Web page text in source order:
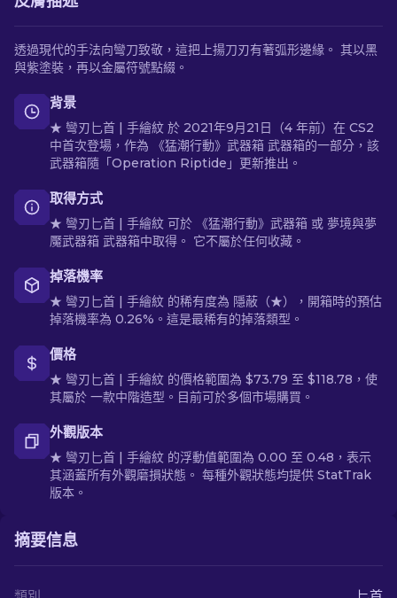
透過現代的手法向彎刀致敬，這把上揚刀刃有著弧形邊緣。 其以黑
與紫塗裝，再以金屬符號點綴。
背景
★ 彎刃匕首 | 手繪紋 於 2021年9月21日（4 年前）在 CS2
中首次登場，作為 《猛潮行動》武器箱 武器箱的一部分，該
武器箱隨「Operation Riptide」更新推出。
取得方式
★ 彎刃匕首 | 手繪紋 可於 《猛潮行動》武器箱 或 夢境與夢
魘武器箱 武器箱中取得。 它不屬於任何收藏。
掉落機率
★ 彎刃匕首 | 手繪紋 的稀有度為 隱蔽（★），開箱時的預估
掉落機率為 0.26%。這是最稀有的掉落類型。
價格
★ 彎刃匕首 | 手繪紋 的價格範圍為 $73.79 至 $118.78，使
其屬於 一款中階造型。目前可於多個市場購買。
外觀版本
★ 彎刃匕首 | 手繪紋 的浮動值範圍為 0.00 至 0.48，表示
其涵蓋所有外觀磨損狀態。 每種外觀狀態均提供 StatTrak
版本。
摘要信息